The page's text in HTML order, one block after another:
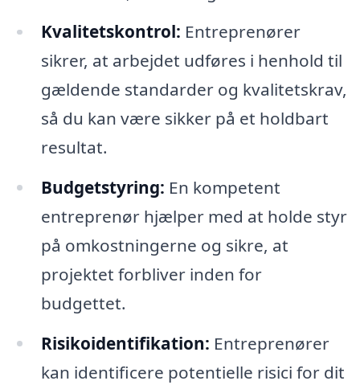
Kvalitetskontrol: Entreprenører
sikrer, at arbejdet udføres i henhold til
gældende standarder og kvalitetskrav,
så du kan være sikker på et holdbart
resultat.
Budgetstyring: En kompetent
entreprenør hjælper med at holde styr
på omkostningerne og sikre, at
projektet forbliver inden for
budgettet.
Risikoidentifikation: Entreprenører
kan identificere potentielle risici for dit